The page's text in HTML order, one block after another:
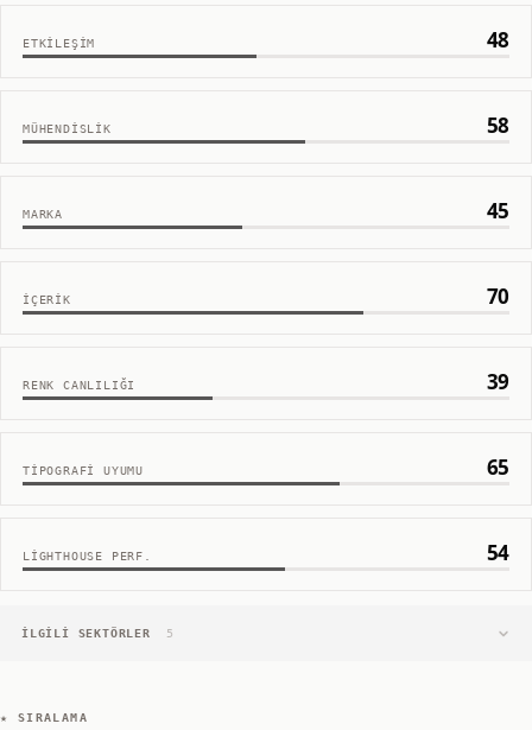
ETKILEŞIM 48
MÜHENDISLIK 58
MARKA 45
İÇERIK 70
RENK CANLILIĞI 39
TIPOGRAFI UYUMU 65
LIGHTHOUSE PERF. 54
İLGILI SEKTÖRLER 5
★ SIRALAMA